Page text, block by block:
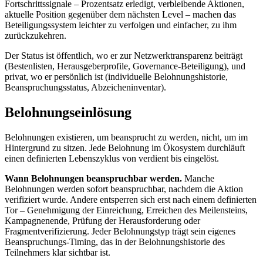
Fortschrittssignale – Prozentsatz erledigt, verbleibende Aktionen,
aktuelle Position gegenüber dem nächsten Level – machen das
Beteiligungssystem leichter zu verfolgen und einfacher, zu ihm
zurückzukehren.
Der Status ist öffentlich, wo er zur Netzwerktransparenz beiträgt
(Bestenlisten, Herausgeberprofile, Governance-Beteiligung), und
privat, wo er persönlich ist (individuelle Belohnungshistorie,
Beanspruchungsstatus, Abzeicheninventar).
Belohnungseinlösung
Belohnungen existieren, um beansprucht zu werden, nicht, um im
Hintergrund zu sitzen. Jede Belohnung im Ökosystem durchläuft
einen definierten Lebenszyklus von verdient bis eingelöst.
Wann Belohnungen beanspruchbar werden. Manche
Belohnungen werden sofort beanspruchbar, nachdem die Aktion
verifiziert wurde. Andere entsperren sich erst nach einem definierten
Tor – Genehmigung der Einreichung, Erreichen des Meilensteins,
Kampagnenende, Prüfung der Herausforderung oder
Fragmentverifizierung. Jeder Belohnungstyp trägt sein eigenes
Beanspruchungs-Timing, das in der Belohnungshistorie des
Teilnehmers klar sichtbar ist.